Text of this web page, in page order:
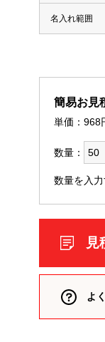
名入れ範囲
簡易お見
単価： 968
数量：
数量を入
見
よ